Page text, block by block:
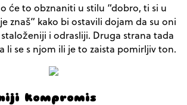
će to obznaniti u stilu “dobro, ti si u
znaš” kako bi ostavili dojam da su oni
i odrasliji. Druga strana tada
li se s njom ili je to zaista pomirljiv ton.
kompromis